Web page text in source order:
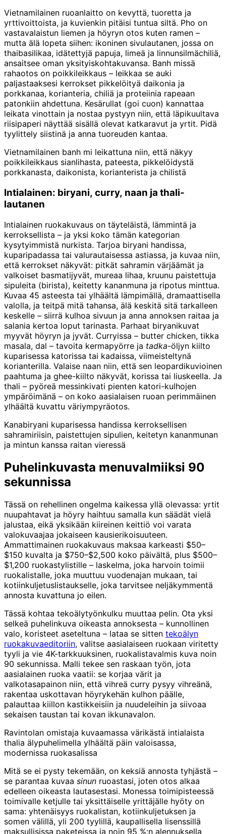
Vietnamilainen ruoanlaitto on kevyttä, tuoretta ja
yrttivoittoista, ja kuvienkin pitäisi tuntua siltä. Pho on
vastavalaistun liemen ja höyryn otos kuten ramen –
mutta älä lopeta siihen: ikoninen sivulautanen, jossa on
thaibasilikaa, idätettyjä papuja, limeä ja linnunsilmächiliä,
ansaitsee oman yksityiskohtakuvansa. Banh missä
rahaotos on poikkileikkaus – leikkaa se auki
paljastaaksesi kerrokset pikkelöityä daikonia ja
porkkanaa, korianteria, chiliä ja proteiinia rapeaan
patonkiin ahdettuna. Kesärullat (goi cuon) kannattaa
leikata vinottain ja nostaa pystyyn niin, että läpikuultava
riisipaperi näyttää sisällä olevat katkaravut ja yrtit. Pidä
tyylittely siistinä ja anna tuoreuden kantaa.
Vietnamilainen banh mi leikattuna niin, että näkyy
poikkileikkaus sianlihasta, pateesta, pikkelöidystä
porkkanasta, daikonista, korianterista ja chilistä
Intialainen: biryani, curry, naan ja thali-
lautanen
Intialainen ruokakuvaus on täyteläistä, lämmintä ja
kerroksellista – ja yksi koko tämän kategorian
kysytyimmistä nurkista. Tarjoa biryani handissa,
kuparipadassa tai valurautaisessa astiassa, ja kuvaa niin,
että kerrokset näkyvät: pitkät sahramin värjäämät ja
valkoiset basmatijyvät, mureaa lihaa, kruunu paistettuja
sipuleita (birista), keitetty kananmuna ja ripotus minttua.
Kuvaa 45 asteesta tai ylhäältä lämpimällä, dramaattisella
valolla, ja teitpä mitä tahansa, älä keskitä sitä tarkalleen
keskelle – siirrä kulhoa sivuun ja anna annoksen raitaa ja
salania kertoa loput tarinasta. Parhaat biryanikuvat
myyvät höyryn ja jyvät. Curryissa – butter chicken, tikka
masala, dal – tavoita kermapyörre ja tadka-öljyn kiilto
kuparisessa katorissa tai kadaissa, viimeisteltynä
korianterilla. Valaise naan niin, että sen leopardikuvioinen
paahtuma ja ghee-kiilto näkyvät, korissa tai liuskeella. Ja
thali – pyöreä messinkivati pienten katori-kulhojen
ympäröimänä – on koko aasialaisen ruoan perimmäinen
ylhäältä kuvattu väriympyräotos.
Kanabiryani kuparisessa handissa kerroksellisen
sahramiriisin, paistettujen sipulien, keitetyn kananmunan
ja mintun kanssa raitan vieressä
Puhelinkuvasta menuvalmiiksi 90
sekunnissa
Tässä on rehellinen ongelma kaikessa yllä olevassa: yrtit
nuupahtavat ja höyry haihtuu samalla kun säädät vielä
jalustaa, eikä yksikään kiireinen keittiö voi varata
valokuvaajaa jokaiseen kausierikoisuuteen.
Ammattimainen ruokakuvaus maksaa karkeasti $50–
$150 kuvalta ja $750–$2,500 koko päivältä, plus $500–
$1,200 ruokastylistille – laskelma, joka harvoin toimii
ruokalistalle, joka muuttuu vuodenajan mukaan, tai
kotiinkuljetuslistaukselle, joka tarvitsee neljäkymmentä
annosta kuvattuna jo eilen.
Tässä kohtaa tekoälytyönkulku muuttaa pelin. Ota yksi
selkeä puhelinkuva oikeasta annoksesta – kunnollinen
valo, koristeet aseteltuna – lataa se sitten tekoälyn
ruokakuvaeditoriin, valitse aasialaiseen ruokaan viritetty
tyyli ja vie 4K-tarkkuuksinen, ruokalistavalmis kuva noin
90 sekunnissa. Malli tekee sen raskaan työn, jota
aasialainen ruoka vaatii: se korjaa värit ja
valkotasapainon niin, että vihreä curry pysyy vihreänä,
rakentaa uskottavan höyrykehän kulhon päälle,
palauttaa kiillon kastikkeisiin ja nuudeleihin ja siivoaa
sekaisen taustan tai kovan ikkunavalon.
Ravintolan omistaja kuvaamassa värikästä intialaista
thalia älypuhelimella ylhäältä päin valoisassa,
modernissa ruokasalissa
Mitä se ei pysty tekemään, on keksiä annosta tyhjästä –
se parantaa kuvaa sinun ruoastasi, joten otos alkaa
edelleen oikeasta lautasestasi. Monessa toimipisteessä
toimivalle ketjulle tai yksittäiselle yrittäjälle hyöty on
sama: yhtenäisyys ruokalistan, kotiinkuljetuksen ja
somen välillä, yli 200 tyylillä, kaupallisella lisenssillä
maksullisissa paketeissa ja noin 95 %:n alennuksella